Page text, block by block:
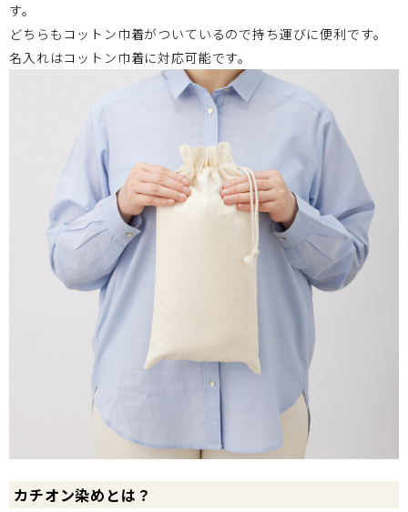
す。
どちらもコットン巾着がついているので持ち運びに便利です。
名入れはコットン巾着に対応可能です。
カチオン染めとは？